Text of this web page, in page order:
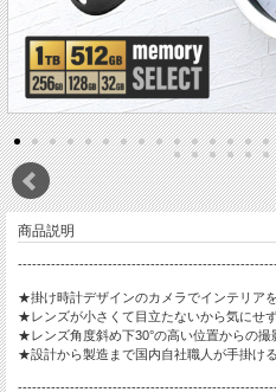
商品説明
★掛け時計デザインのカメラでインテリア
★レンズが小さくて目立たないから気にせ
★レンズ角度斜め下30°の高い位置からの
★設計から製造まで国内自社職人が手掛け